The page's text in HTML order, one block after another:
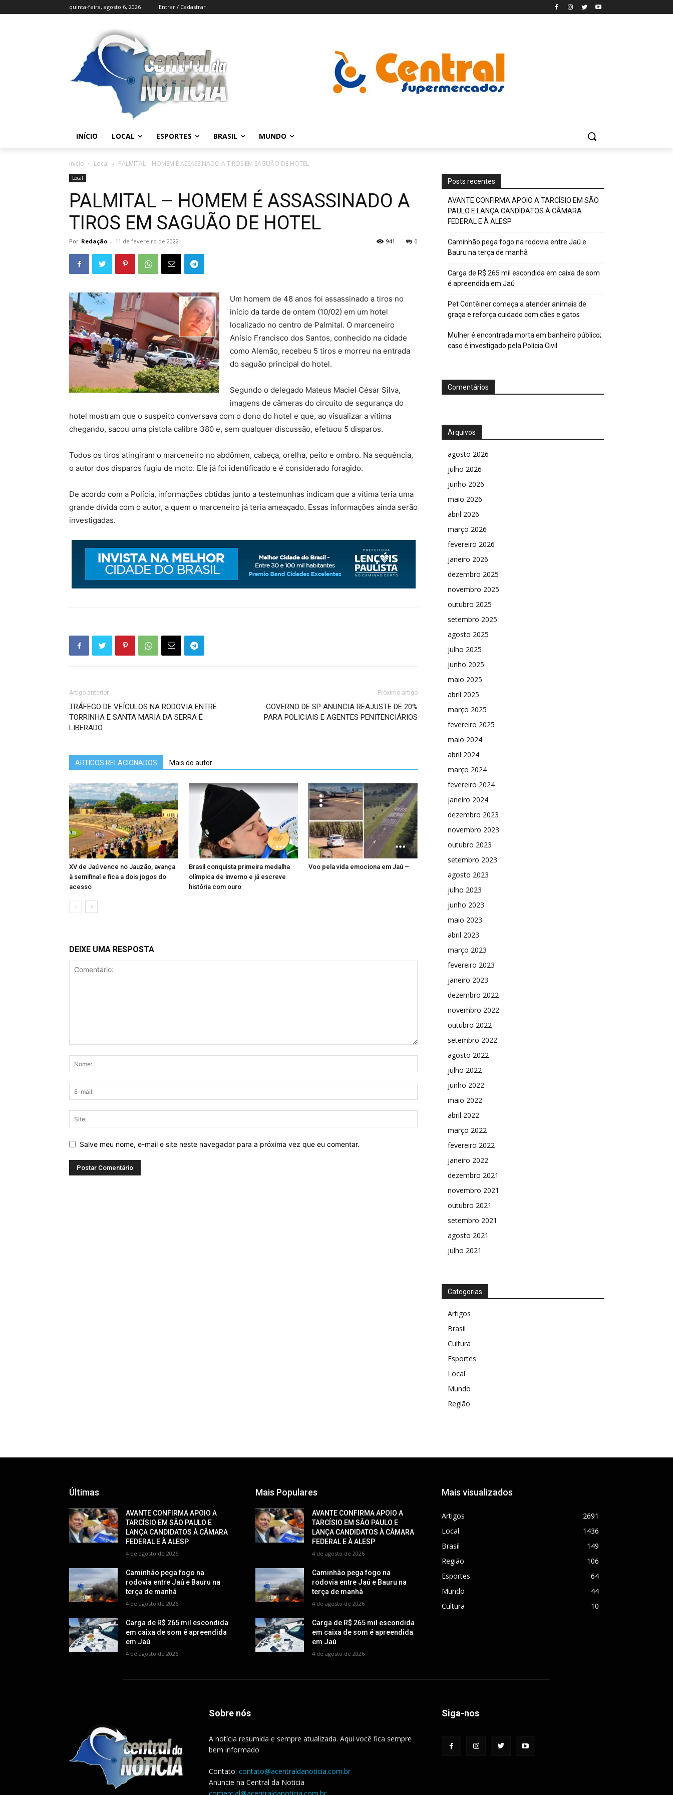
quinta-feira, agosto 6, 2026 Entrar / Cadastrar
INÍCIO LOCAL ESPORTES BRASIL MUNDO
Início Local PALMITAL – HOMEM É ASSASSINADO A TIROS EM SAGUÃO DE HOTEL
Local
PALMITAL – HOMEM É ASSASSINADO A
TIROS EM SAGUÃO DE HOTEL
Por Redação - 11 de fevereiro de 2022 0
941
Um homem de 48 anos foi assassinado a tiros no
início da tarde de ontem (10/02) em um hotel
localizado no centro de Palmital. O marceneiro
Anísio Francisco dos Santos, conhecido na cidade
como Alemão, recebeu 5 tiros e morreu na entrada
do saguão principal do hotel.
Segundo o delegado Mateus Maciel César Silva,
imagens de câmeras do circuito de segurança do
hotel mostram que o suspeito conversava com o dono do hotel e que, ao visualizar a vítima
chegando, sacou uma pistola calibre 380 e, sem qualquer discussão, efetuou 5 disparos.
Todos os tiros atingiram o marceneiro no abdômen, cabeça, orelha, peito e ombro. Na sequência,
o autor dos disparos fugiu de moto. Ele já foi identificado e é considerado foragido.
De acordo com a Polícia, informações obtidas junto a testemunhas indicam que a vítima teria uma
grande dívida com o autor, a quem o marceneiro já teria ameaçado. Essas informações ainda serão
investigadas.
Artigo anterior
TRÁFEGO DE VEÍCULOS NA RODOVIA ENTRE
TORRINHA E SANTA MARIA DA SERRA É
LIBERADO
Próximo artigo
GOVERNO DE SP ANUNCIA REAJUSTE DE 20%
PARA POLICIAIS E AGENTES PENITENCIÁRIOS
ARTIGOS RELACIONADOS Mais do autor
XV de Jaú vence no Jauzão, avança
à semifinal e fica a dois jogos do
acesso
Brasil conquista primeira medalha
olímpica de inverno e já escreve
história com ouro
Voo pela vida emociona em Jaú –
DEIXE UMA RESPOSTA
Salve meu nome, e-mail e site neste navegador para a próxima vez que eu comentar.
Posts recentes
AVANTE CONFIRMA APOIO A TARCÍSIO EM SÃO
PAULO E LANÇA CANDIDATOS À CÂMARA
FEDERAL E À ALESP
Caminhão pega fogo na rodovia entre Jaú e
Bauru na terça de manhã
Carga de R$ 265 mil escondida em caixa de som
é apreendida em Jaú
Pet Contêiner começa a atender animais de
graça e reforça cuidado com cães e gatos
Mulher é encontrada morta em banheiro público;
caso é investigado pela Polícia Civil
Comentários
Arquivos
agosto 2026
julho 2026
junho 2026
maio 2026
abril 2026
março 2026
fevereiro 2026
janeiro 2026
dezembro 2025
novembro 2025
outubro 2025
setembro 2025
agosto 2025
julho 2025
junho 2025
maio 2025
abril 2025
março 2025
fevereiro 2025
maio 2024
abril 2024
março 2024
fevereiro 2024
janeiro 2024
dezembro 2023
novembro 2023
outubro 2023
setembro 2023
agosto 2023
julho 2023
junho 2023
maio 2023
abril 2023
março 2023
fevereiro 2023
janeiro 2023
dezembro 2022
novembro 2022
outubro 2022
setembro 2022
agosto 2022
julho 2022
junho 2022
maio 2022
abril 2022
março 2022
fevereiro 2022
janeiro 2022
dezembro 2021
novembro 2021
outubro 2021
setembro 2021
agosto 2021
julho 2021
Categorias
Artigos
Brasil
Cultura
Esportes
Local
Mundo
Região
Últimas
AVANTE CONFIRMA APOIO A
TARCÍSIO EM SÃO PAULO E
LANÇA CANDIDATOS À CÂMARA
FEDERAL E À ALESP
4 de agosto de 2026
Caminhão pega fogo na
rodovia entre Jaú e Bauru na
terça de manhã
4 de agosto de 2026
Carga de R$ 265 mil escondida
em caixa de som é apreendida
em Jaú
4 de agosto de 2026
Mais Populares
AVANTE CONFIRMA APOIO A
TARCÍSIO EM SÃO PAULO E
LANÇA CANDIDATOS À CÂMARA
FEDERAL E À ALESP
4 de agosto de 2026
Caminhão pega fogo na
rodovia entre Jaú e Bauru na
terça de manhã
4 de agosto de 2026
Carga de R$ 265 mil escondida
em caixa de som é apreendida
em Jaú
4 de agosto de 2026
Mais visualizados
Artigos
2691
Local
1436
Brasil
149
Região
106
Esportes
64
Mundo
44
Cultura
10
Sobre nós
A notícia resumida e sempre atualizada. Aqui você fica sempre
bem informado
Contato: contato@acentraldanoticia.com.br
Anuncie na Central da Noticia
Siga-nos